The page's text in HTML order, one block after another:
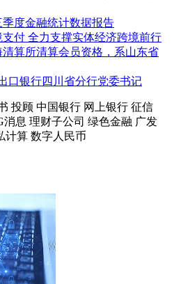
度金融统计数据报告
付 全力支撑实体经济跨境前行
算所清算会员资格，系山东省
口银行四川省分行党委书记
投顾 中国银行 网上银行 征信
消息 理财子公司 绿色金融 广发
计算 数字人民币